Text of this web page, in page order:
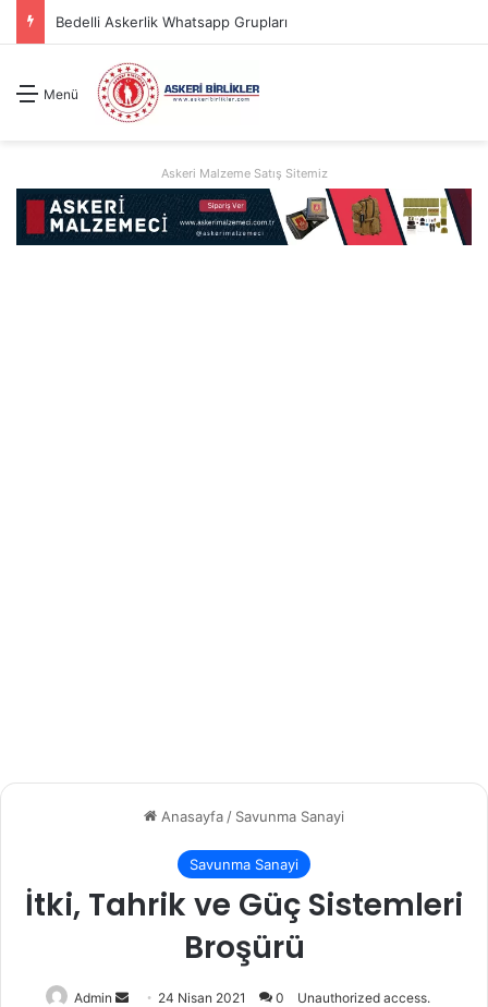
Bedelli Askerlik Whatsapp Grupları
Menü
Askeri Malzeme Satış Sitemiz
Anasayfa / Savunma Sanayi
Savunma Sanayi
İtki, Tahrik ve Güç Sistemleri
Broşürü
Admin
Bir
24 Nisan 2021 0 Unauthorized access.